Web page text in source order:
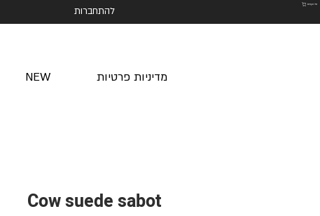
להתחברות
סל הקניות
מדיניות פרטיות NEW
Cow suede sabot